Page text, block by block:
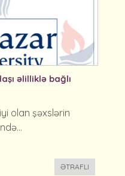
əlilliklə bağlı
olan şəxslərin
ƏTRAFLI